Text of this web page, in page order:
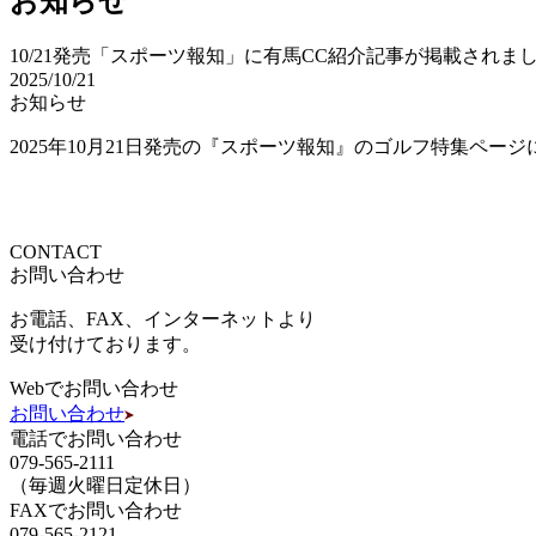
10/21発売「スポーツ報知」に有馬CC紹介記事が掲載されまし
2025/10/21
お知らせ
2025年10月21日発売の『スポーツ報知』のゴルフ特集ページ
CONTACT
お問い合わせ
お電話、FAX、インターネットより
受け付けております。
Webでお問い合わせ
お問い合わせ
電話でお問い合わせ
079-565-2111
（毎週火曜日定休日）
FAXでお問い合わせ